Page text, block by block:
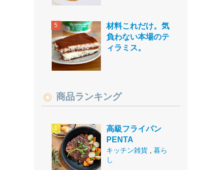
材料これだけ。気
負わない本場のテ
ィラミス。
商品ランキング
高級フライパン
PENTA
キッチン雑貨
暮ら
し